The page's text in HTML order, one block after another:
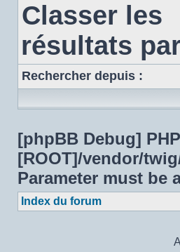
Classer les
résultats
Rechercher depuis :
[phpBB Debug]
[ROOT]/vendor/
Parameter must be
Index du forum